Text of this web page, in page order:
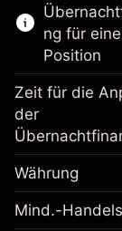
Gebühren
ng für
Position
Margin.
Zeit für die
der
Währung
Mind.-